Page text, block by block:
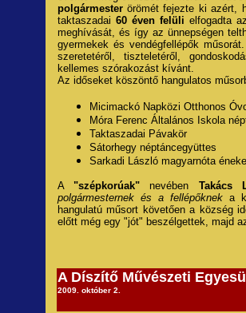
polgármesterörömét fejezte ki azért,
taktaszadai 60 éven felülielfogadta
meghívását, és így az ünnepségen
gyermekek és vendégfellépők
szeretetéről, tiszteletéről,
kellemes szórakozást kívánt.
Az időseket köszöntő hangulatos
Micimackó Napközi Otthonos
Móra Ferenc Általános Iskola
Taktaszadai Pávakör
Sátorhegy néptáncegyüttes
Sarkadi László magyarnóta
A "szépkorúak"nevében Takács
polgármesternek és a fellépőknek a
hangulatú műsort követően a község
előtt még egy "jót" beszélgettek, majd
A Díszítő Művészeti
2009. október 2.